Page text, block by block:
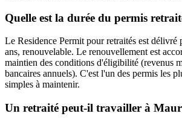
Quelle est la durée du permis
Le Residence Permit pour retraités est délivré
ans, renouvelable. Le renouvellement est
maintien des conditions d'éligibilité (revenus
bancaires annuels). C'est l'un des permis les
simples à maintenir.
Un retraité peut-il travailler à